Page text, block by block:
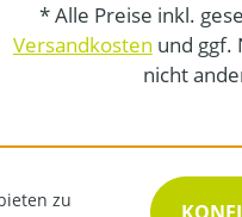
* Alle Preise inkl.
Versandkosten und ggf.
nicht
zu